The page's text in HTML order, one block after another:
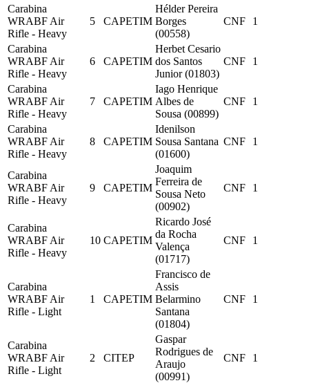
Carabina
WRABF Air
Rifle - Heavy
5 CAPETIM
Hélder Pereira
Borges
(00558)
CNF 1
Carabina
WRABF Air
Rifle - Heavy
6 CAPETIM
Herbet Cesario
dos Santos
Junior (01803)
CNF 1
Carabina
WRABF Air
Rifle - Heavy
7 CAPETIM
Iago Henrique
Albes de
Sousa (00899)
CNF 1
Carabina
WRABF Air
Rifle - Heavy
8 CAPETIM
Idenilson
Sousa Santana
(01600)
CNF 1
Carabina
WRABF Air
Rifle - Heavy
9 CAPETIM
Joaquim
Ferreira de
Sousa Neto
(00902)
CNF 1
Carabina
WRABF Air
Rifle - Heavy
10 CAPETIM
Ricardo José
da Rocha
Valença
(01717)
CNF 1
Carabina
WRABF Air
Rifle - Light
1 CAPETIM
Francisco de
Assis
Belarmino
Santana
(01804)
CNF 1
Carabina
WRABF Air
Rifle - Light
2 CITEP
Gaspar
Rodrigues de
Araujo
(00991)
CNF 1